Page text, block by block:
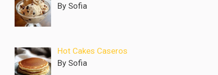
By Sofia
Hot Cakes Caseros
By Sofia